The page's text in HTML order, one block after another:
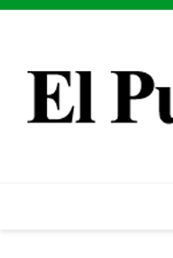
Skip